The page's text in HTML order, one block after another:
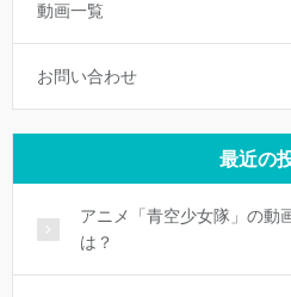
動画一覧
お問い合わせ
最近の
アニメ「青空少女隊」の動
は？